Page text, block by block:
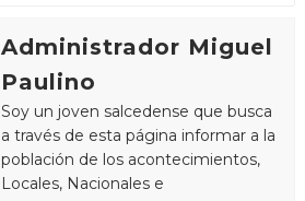
Administrador Miguel
Paulino
Soy un joven salcedense que busca
a través de esta página informar a la
población de los acontecimientos,
Locales, Nacionales e